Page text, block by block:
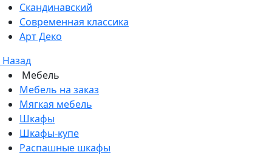
Скандинавский
Современная классика
Арт Деко
Назад
Мебель
Мебель на заказ
Мягкая мебель
Шкафы
Шкафы-купе
Распашные шкафы